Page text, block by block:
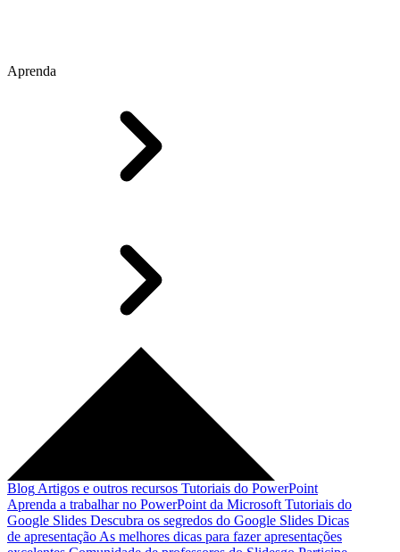
Aprenda
Blog Artigos e outros recursos Tutoriais do PowerPoint
Aprenda a trabalhar no PowerPoint da Microsoft Tutoriais do
Google Slides Descubra os segredos do Google Slides Dicas
de apresentação As melhores dicas para fazer apresentações